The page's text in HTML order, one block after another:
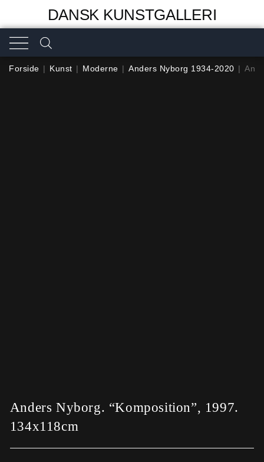
DANSK KUNSTGALLERI
Forside | Kunst | Moderne | Anders Nyborg 1934-2020 |
Anders Nyborg. “Komposition”, 1997.
134x118cm